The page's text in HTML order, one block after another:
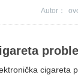
Autor：
cigareta